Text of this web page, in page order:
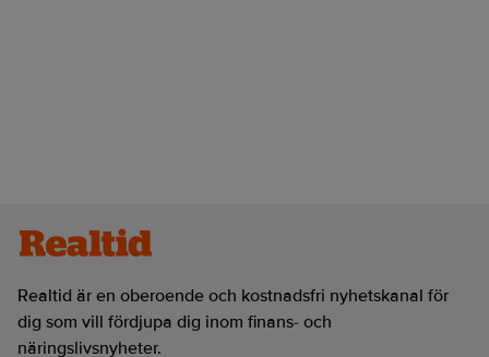
Realtid är en oberoende och kostnadsfri nyhetskanal för
dig som vill fördjupa dig inom finans- och
näringslivsnyheter.